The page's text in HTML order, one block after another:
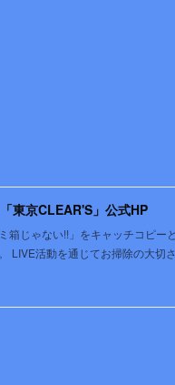
東京CLEAR'S」公式HP
箱じゃない!!」をキャッチコピ
LIVE活動を通じてお掃除の大切